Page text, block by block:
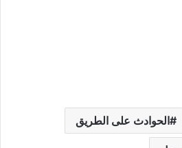
ﺍﻟﺤﻮﺍﺩﺙ على الطريق